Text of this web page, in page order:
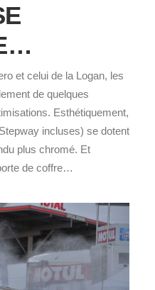
et celui de la Logan, les
de quelques
Esthétiquement,
incluses) se dotent
plus chromé. Et
de coffre…